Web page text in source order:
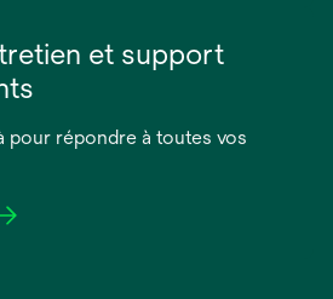
et support
pour répondre à toutes vos